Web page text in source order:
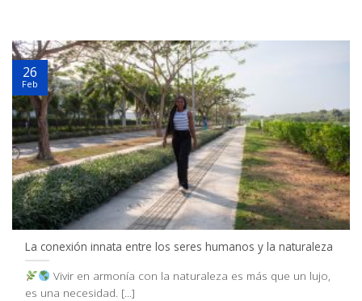
La conexión innata entre los seres humanos y la naturaleza
Vivir en armonía con la naturaleza es más que un lujo,
es una necesidad. [...]
26
Feb